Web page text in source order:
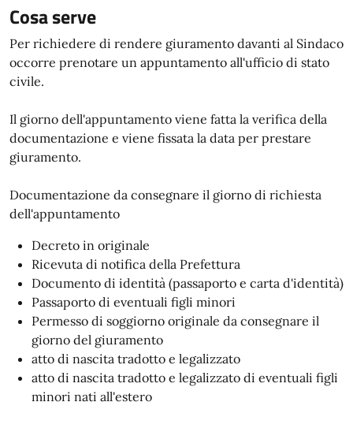
Cosa serve
Per richiedere di rendere giuramento davanti al Sindaco
occorre prenotare un appuntamento all'ufficio di stato
civile.
Il giorno dell'appuntamento viene fatta la verifica della
documentazione e viene fissata la data per prestare
giuramento.
Documentazione da consegnare il giorno di richiesta
dell'appuntamento
Decreto in originale
Ricevuta di notifica della Prefettura
Documento di identità (passaporto e carta d'identità)
Passaporto di eventuali figli minori
Permesso di soggiorno originale da consegnare il
giorno del giuramento
atto di nascita tradotto e legalizzato
atto di nascita tradotto e legalizzato di eventuali figli
minori nati all'estero